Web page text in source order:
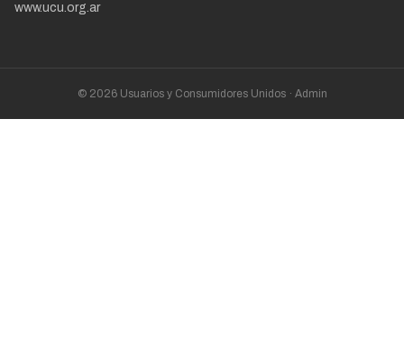
www.ucu.org.ar
© 2026Usuarios y Consumidores Unidos · Admin